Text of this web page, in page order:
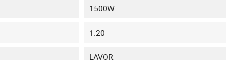
1500W
1.20
LAVOR